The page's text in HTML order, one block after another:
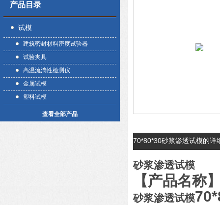
产品目录
试模
建筑密封材料密度试验器
试验夹具
高温流淌性检测仪
金属试模
塑料试模
查看全部产品
70*80*30砂浆渗透试模的详
砂浆渗透试模
【产品名称
砂浆渗透试模